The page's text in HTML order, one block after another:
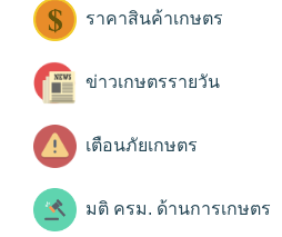
ราคาสินค้าเกษตร
ข่าวเกษตรรายวัน
เตือนภัยเกษตร
มติ ครม. ด้านการเกษตร